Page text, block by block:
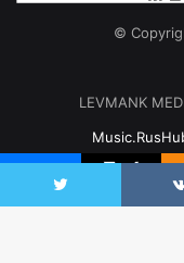
©
LEVMANK
Twitter